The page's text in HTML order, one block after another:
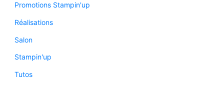
Promotions Stampin'up
Réalisations
Salon
Stampin'up
Tutos